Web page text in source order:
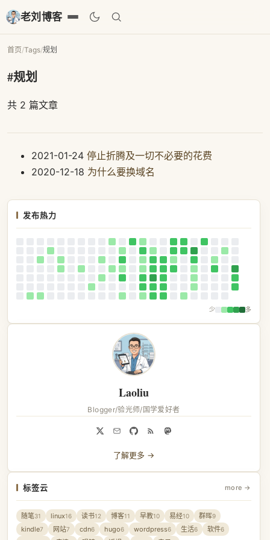
老刘博客
首页/Tags/规划
#规划
共 2 篇文章
2021-01-24 停止折腾及一切不必要的花费
2020-12-18 为什么要换域名
发布热力
少 多
Laoliu
Blogger/验光师/国学爱好者
了解更多 →
标签云 more →
随笔31 linux16 读书12 博客11 早教10 易经10 群晖9
kindle7 网站7 cdn6 hugo6 wordpress6 生活6 软件6